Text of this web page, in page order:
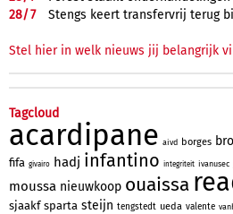
28/7 Stengs keert transfervrij terug
Stel hier in welk nieuws jij belangrijk
Tagcloud
acardipane aivd borges
fifa givairo hadj infantino integriteit ivanusec
moussa nieuwkoop ouaissa
sjaakf sparta steijn tengstedt ueda valente